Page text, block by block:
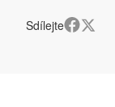
Sdílejte